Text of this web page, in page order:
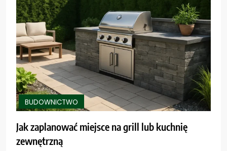
BUDOWNICTWO
Jak zaplanować miejsce na grill lub kuchnię
zewnętrzną